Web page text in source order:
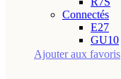
Connectés
E27
GU10
Ajouter aux favoris